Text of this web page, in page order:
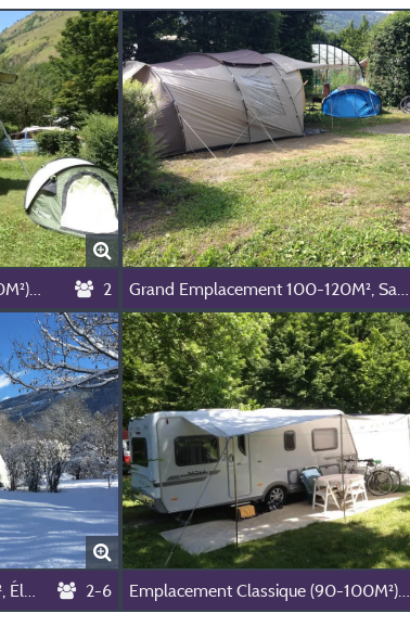
Emplacement Classique (90-100M²), Sans Électricité (1 Installation/1 Voiture/Pas D'électricité) 2 Grand Emplacement 100-120M², Sans Électricité (1 Installation/1 Voiture/Pas D'électricité)
Grand Emplacement 100-120M², Électricité 6A (1Tente,1 Installation/1 Voiture/Électricité 6A) 2-6 Emplacement Classique (90-100M²), Électricité 10A (1Installation/1Voiture/Électricité10a)